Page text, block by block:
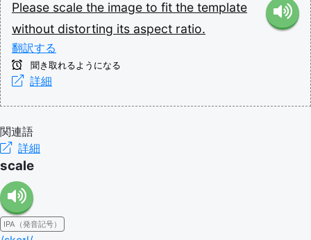
Please scale the image to fit the template
without distorting its aspect ratio.
翻訳する
聞き取れるようになる
詳細
関連語
詳細
scale
IPA（発音記号）